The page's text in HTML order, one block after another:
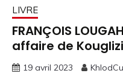
LIVRE
FRANÇOIS
affaire de
19 avril 2023